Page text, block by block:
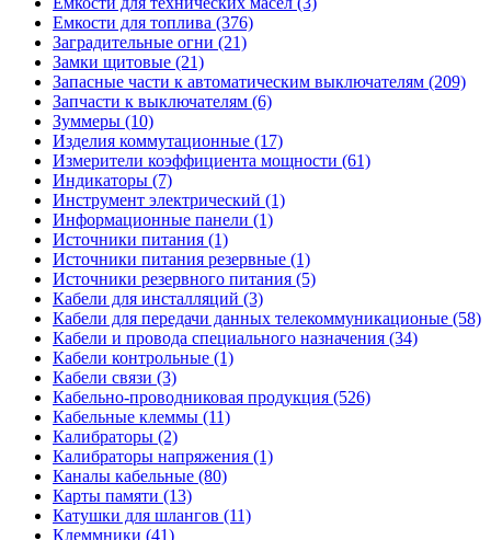
Емкости для топлива (376)
Заградительные огни (21)
Замки щитовые (21)
Запасные части к автоматическим выключателям (209)
Запчасти к выключателям (6)
Зуммеры (10)
Изделия коммутационные (17)
Измерители коэффициента мощности (61)
Индикаторы (7)
Инструмент электрический (1)
Информационные панели (1)
Источники питания (1)
Источники питания резервные (1)
Источники резервного питания (5)
Кабели для инсталляций (3)
Кабели для передачи данных телекоммуникационые (58)
Кабели и провода специального назначения (34)
Кабели контрольные (1)
Кабели связи (3)
Кабельно-проводниковая продукция (526)
Кабельные клеммы (11)
Калибраторы (2)
Калибраторы напряжения (1)
Каналы кабельные (80)
Карты памяти (13)
Катушки для шлангов (11)
Клеммники (41)